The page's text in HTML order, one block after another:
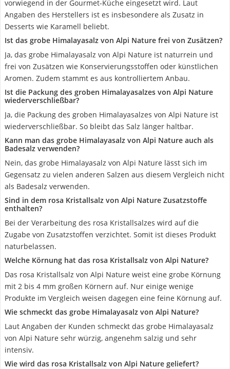
vorwiegend in der Gourmet-Küche eingesetzt wird. Laut
Angaben des Herstellers ist es insbesondere als Zusatz in
Desserts wie Karamell beliebt.
Ist das grobe Himalayasalz von Alpi Nature frei von Zusätzen?
Ja, das grobe Himalayasalz von Alpi Nature ist naturrein und
frei von Zusätzen wie Konservierungsstoffen oder künstlichen
Aromen. Zudem stammt es aus kontrolliertem Anbau.
Ist die Packung des groben Himalayasalzes von Alpi Nature
wiederverschließbar?
Ja, die Packung des groben Himalayasalzes von Alpi Nature ist
wiederverschließbar. So bleibt das Salz länger haltbar.
Kann man das grobe Himalayasalz von Alpi Nature auch als
Badesalz verwenden?
Nein, das grobe Himalayasalz von Alpi Nature lässt sich im
Gegensatz zu vielen anderen Salzen aus diesem Vergleich nicht
als Badesalz verwenden.
Sind in dem rosa Kristallsalz von Alpi Nature Zusatzstoffe
enthalten?
Bei der Verarbeitung des rosa Kristallsalzes wird auf die
Zugabe von Zusatzstoffen verzichtet. Somit ist dieses Produkt
naturbelassen.
Welche Körnung hat das rosa Kristallsalz von Alpi Nature?
Das rosa Kristallsalz von Alpi Nature weist eine grobe Körnung
mit 2 bis 4 mm großen Körnern auf. Nur einige wenige
Produkte im Vergleich weisen dagegen eine feine Körnung auf.
Wie schmeckt das grobe Himalayasalz von Alpi Nature?
Laut Angaben der Kunden schmeckt das grobe Himalayasalz
von Alpi Nature sehr würzig, angenehm salzig und sehr
intensiv.
Wie wird das rosa Kristallsalz von Alpi Nature geliefert?